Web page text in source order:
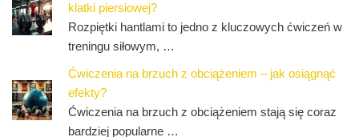
klatki piersiowej?
Rozpiętki hantlami to jedno z kluczowych ćwiczeń w
treningu siłowym, …
Ćwiczenia na brzuch z obciążeniem – jak osiągnąć
efekty?
Ćwiczenia na brzuch z obciążeniem stają się coraz
bardziej popularne …